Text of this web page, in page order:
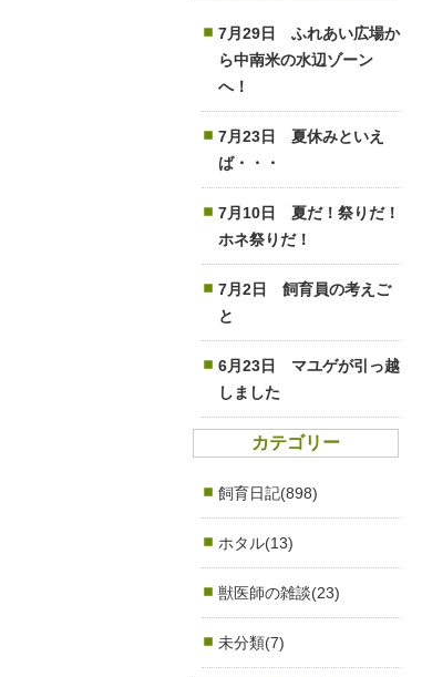
7月29日 ふれあい広場か
ら中南米の水辺ゾーン
へ！
7月23日 夏休みといえ
ば・・・
7月10日 夏だ！祭りだ！
ホネ祭りだ！
7月2日 飼育員の考えご
と
6月23日 マユゲが引っ越
しました
カテゴリー
飼育日記(898)
ホタル(13)
獣医師の雑談(23)
未分類(7)